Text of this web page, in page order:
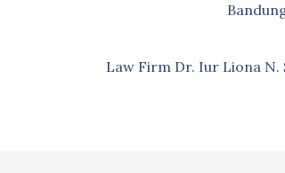
Law Firm Dr. Iur Liona N.